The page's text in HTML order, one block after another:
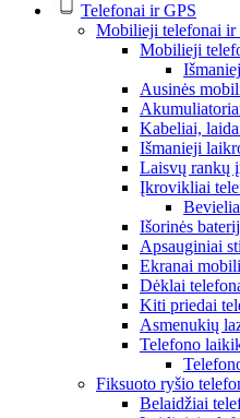
Telefonai ir GPS
Mobilieji telefonai ir
Mobilieji
Ausinės
Kabeliai,
Išmanieji
Laisvų rankų
Įkrovikliai
Išorinės
Apsauginiai
Ekranai
Dėklai
Kiti priedai
Asmenukių
Telefono
Fiksuoto ryšio
Belaidžiai